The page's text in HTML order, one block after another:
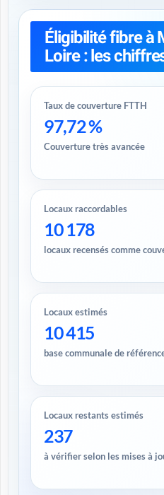
Éligibilité fibre à
Loire : les
Taux de couverture FTTH
97,72 %
Couverture très avancée
Locaux raccordables
10 178
locaux recensés comme
Locaux estimés
10 415
base communale de
Locaux restants estimés
237
à vérifier selon les mises à